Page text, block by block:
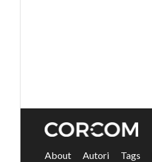
About Autori Tags